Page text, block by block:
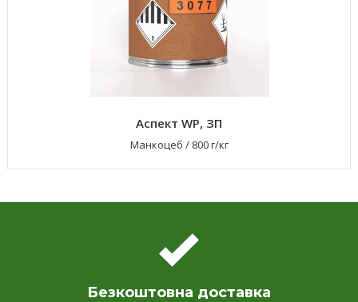
Аспект WP, ЗП
Манкоцеб / 800 г/кг
Безкоштовна доставка